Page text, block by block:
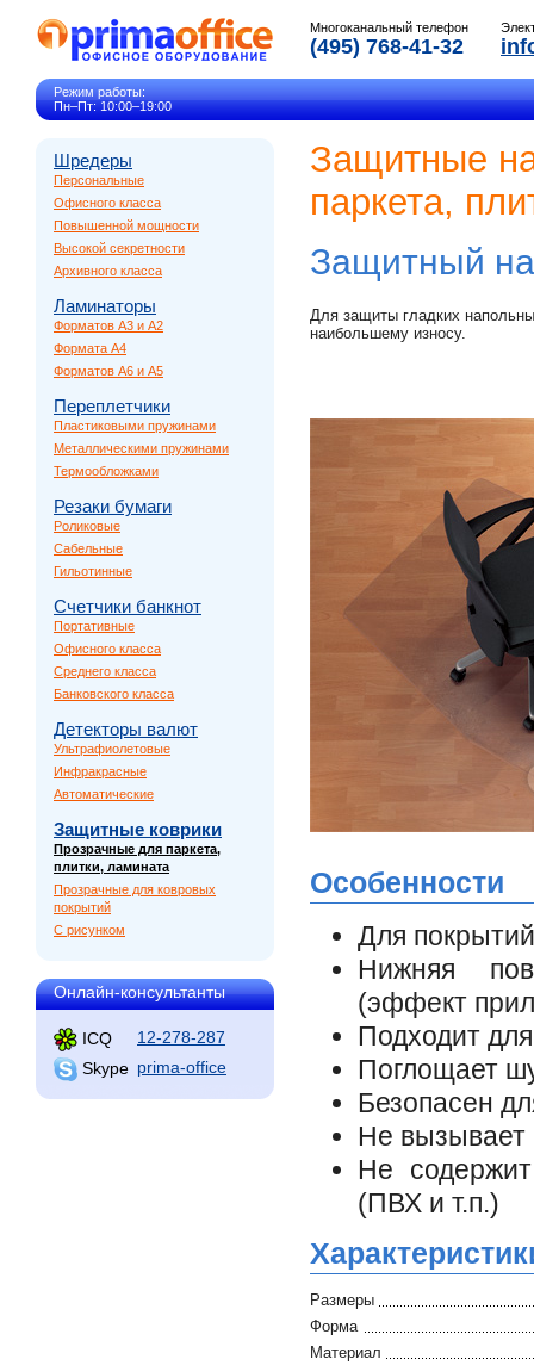
Многоканальный телефон
(495) 768-41-32
Режим работы:
Пн–Пт: 10:00–19:00
Шредеры
Персональные
Офисного класса
Повышенной мощности
Высокой секретности
Архивного класса
Ламинаторы
Форматов A3 и A2
Формата A4
Форматов A6 и A5
Переплетчики
Пластиковыми пружинами
Металлическими пружинами
Термообложками
Резаки бумаги
Роликовые
Сабельные
Гильотинные
Счетчики банкнот
Портативные
Офисного класса
Среднего класса
Банковского класса
Детекторы валют
Ультрафиолетовые
Инфракрасные
Автоматические
Защитные коврики
Прозрачные для паркета,
плитки, ламината
Прозрачные для ковровых
покрытий
С рисунком
Онлайн-консультанты
ICQ
12-278-287
Skype prima-office
Защитные
паркета,
Защитный
Для защиты гладких
наибольшему износу.
Особенности
Для
Нижняя
(эффект
Подходит
Поглощает
Безопасен
Не вызывает
Не
(ПВХ и т.п.)
Размеры
Форма
Материал